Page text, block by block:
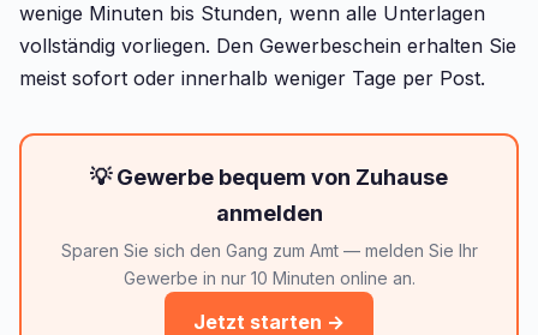
wenige Minuten bis Stunden, wenn alle Unterlagen
vollständig vorliegen. Den Gewerbeschein erhalten Sie
meist sofort oder innerhalb weniger Tage per Post.
💡 Gewerbe bequem von Zuhause
anmelden
Sparen Sie sich den Gang zum Amt — melden Sie Ihr
Gewerbe in nur 10 Minuten online an.
Jetzt starten →